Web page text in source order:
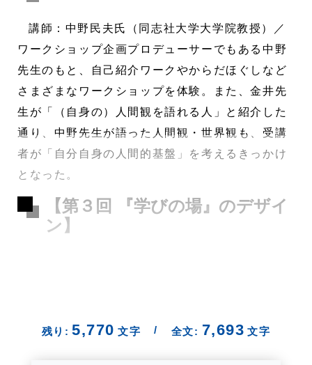
講師：中野民夫氏（同志社大学大学院教授）／
ワークショップ企画プロデューサーでもある中野
先生のもと、自己紹介ワークやからだほぐしなど
さまざまなワークショップを体験。また、金井先
生が「（自身の）人間観を語れる人」と紹介した
通り、中野先生が語った人間観・世界観も、受講
者が「自分自身の人間的基盤」を考えるきっかけ
となった。
【第３回 『学びの場』のデザイ
ン】
残り: 5,770 文字 / 全文: 7,693 文字